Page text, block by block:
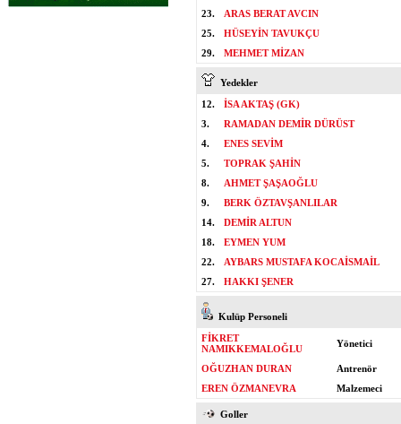
23.
ARAS BERAT AVCIN
25.
HÜSEYİN TAVUKÇU
29.
MEHMET MİZAN
Yedekler
12.
İSA AKTAŞ (GK)
3.
RAMADAN DEMİR DÜRÜST
4.
ENES SEVİM
5.
TOPRAK ŞAHİN
8.
AHMET ŞAŞAOĞLU
9.
BERK ÖZTAVŞANLILAR
14.
DEMİR ALTUN
18.
EYMEN YUM
22.
AYBARS MUSTAFA KOCAİSMAİL
27.
HAKKI ŞENER
Kulüp Personeli
FİKRET
NAMIKKEMALOĞLU
Yönetici
OĞUZHAN DURAN
Antrenör
EREN ÖZMANEVRA
Malzemeci
Goller